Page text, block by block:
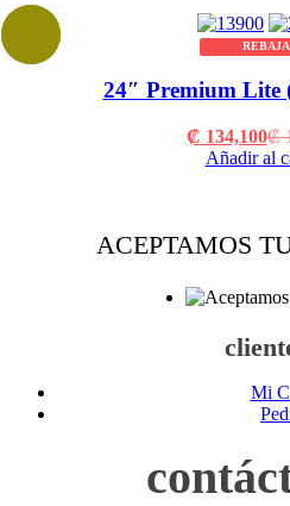
₡
REBAJA
24″ Premium Lite
₡ 134,100₡
Añadir al
ACEPTAMOS
Mi